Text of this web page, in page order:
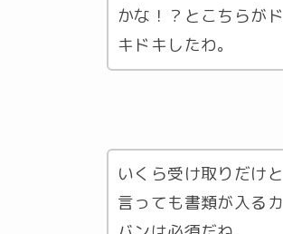
かな！？とこちらがド
キドキしたわ。
いくら受け取りだけと
言っても書類が入るカ